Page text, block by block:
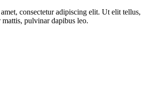
consectetur adipiscing elit. Ut elit tellus,
pulvinar dapibus leo.